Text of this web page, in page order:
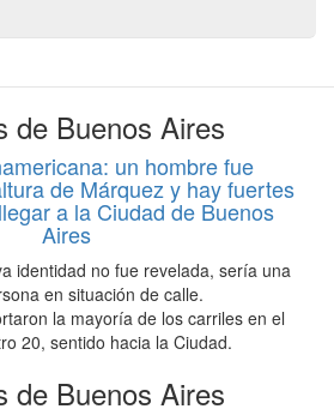
de Buenos Aires
un hombre fue
de Márquez y hay fuertes
a la Ciudad de Buenos
Aires
identidad no fue revelada, sería una
en situación de calle.
la mayoría de los carriles en el
20, sentido hacia la Ciudad.
de Buenos Aires